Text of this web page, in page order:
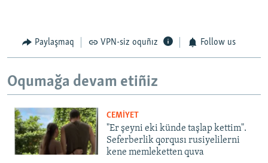
Paylaşmaq VPN-siz oquñız Follow us
Oqumağa devam etiñiz
CEMİYET
"Er şeyni eki künde taşlap kettim".
Seferberlik qorqusı rusiyelilerni
kene memleketten quva